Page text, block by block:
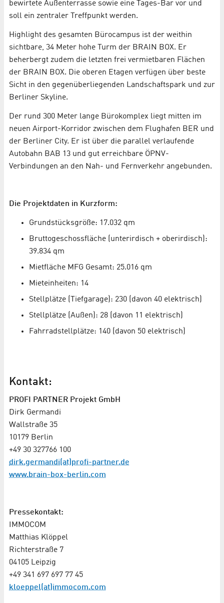
bewirtete Außenterrasse sowie eine Tages-Bar vor und
soll ein zentraler Treffpunkt werden.
Highlight des gesamten Bürocampus ist der weithin
sichtbare, 34 Meter hohe Turm der BRAIN BOX. Er
beherbergt zudem die letzten frei vermietbaren Flächen
der BRAIN BOX. Die oberen Etagen verfügen über beste
Sicht in den gegenüberliegenden Landschaftspark und zur
Berliner Skyline.
Der rund 300 Meter lange Bürokomplex liegt mitten im
neuen Airport-Korridor zwischen dem Flughafen BER und
der Berliner City. Er ist über die parallel verlaufende
Autobahn BAB 13 und gut erreichbare ÖPNV-
Verbindungen an den Nah- und Fernverkehr angebunden.
Die Projektdaten in Kurzform:
Grundstücksgröße: 17.032 qm
Bruttogeschossfläche (unterirdisch + oberirdisch):
39.834 qm
Mietfläche MFG Gesamt: 25.016 qm
Mieteinheiten: 14
Stellplätze (Tiefgarage): 230 (davon 40 elektrisch)
Stellplätze (Außen): 28 (davon 11 elektrisch)
Fahrradstellplätze: 140 (davon 50 elektrisch)
Kontakt:
PROFI PARTNER Projekt GmbH
Dirk Germandi
Wallstraße 35
10179 Berlin
+49 30 327766 100
dirk.germandi(at)profi-partner.de
www.brain-box-berlin.com
Pressekontakt:
IMMOCOM
Matthias Klöppel
Richterstraße 7
04105 Leipzig
+49 341 697 697 77 45
kloeppel(at)immocom.com